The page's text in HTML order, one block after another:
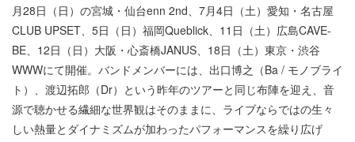
月28日（日）の宮城・仙台enn 2nd、7月4日（土）愛知・名古屋
CLUB UPSET、5日（日）福岡Queblick、11日（土）広島CAVE-
BE、12日（日）大阪・心斎橋JANUS、18日（土）東京・渋谷
WWWにて開催。バンドメンバーには、出口博之（Ba / モノブライ
ト）、渡辺拓郎（Dr）という昨年のツアーと同じ布陣を迎え、音
源で聴かせる繊細な世界観はそのままに、ライブならではの生々
しい熱量とダイナミズムが加わったパフォーマンスを繰り広げ